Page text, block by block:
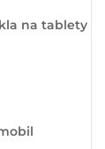
na tablety